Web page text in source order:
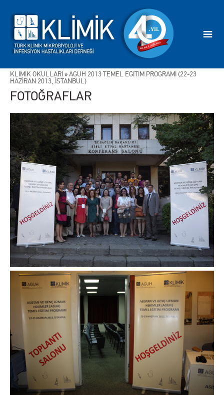
KLİMİK OKULLARI »AGUH 2013 TEMEL EĞİTİM PROGRAMI (22-23
HAZİRAN 2013, İSTANBUL)
FOTOĞRAFLAR